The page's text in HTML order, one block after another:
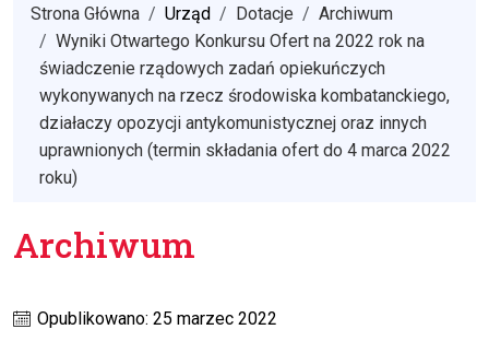
Strona Główna Urząd Dotacje
Archiwum
Wyniki Otwartego Konkursu Ofert na 2022 rok na
świadczenie rządowych zadań opiekuńczych
wykonywanych na rzecz środowiska kombatanckiego,
działaczy opozycji antykomunistycznej oraz innych
uprawnionych (termin składania ofert do 4 marca 2022
roku)
Archiwum
Opublikowano: 25 marzec 2022